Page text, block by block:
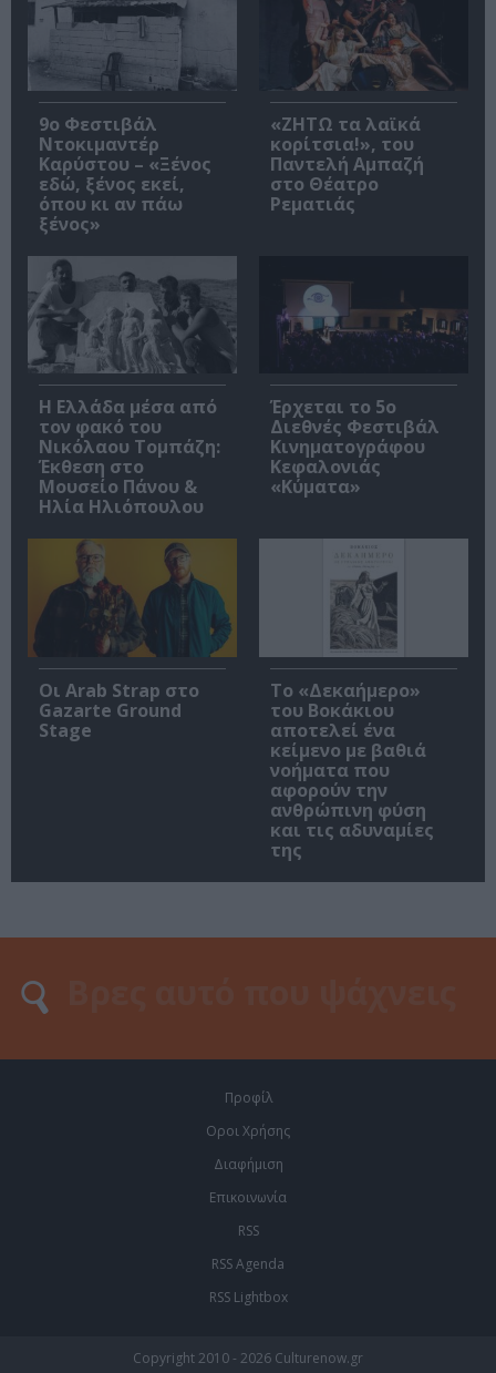
9ο Φεστιβάλ
Ντοκιμαντέρ
Καρύστου – «Ξένος
εδώ, ξένος εκεί,
όπου κι αν πάω
ξένος»
«ΖΗΤΩ τα λαϊκά
κορίτσια!», του
Παντελή Αμπαζή
στο Θέατρο
Ρεματιάς
Η Ελλάδα μέσα από
τον φακό του
Νικόλαου Τομπάζη:
Έκθεση στο
Μουσείο Πάνου &
Ηλία Ηλιόπουλου
Έρχεται το 5ο
Διεθνές Φεστιβάλ
Κινηματογράφου
Κεφαλονιάς
«Κύματα»
Οι Arab Strap στο
Gazarte Ground
Stage
Το «Δεκαήμερο»
του Βοκάκιου
αποτελεί ένα
κείμενο με βαθιά
νοήματα που
αφορούν την
ανθρώπινη φύση
και τις αδυναμίες
της
Προφίλ
Οροι Χρήσης
Διαφήμιση
Επικοινωνία
RSS
RSS Agenda
RSS Lightbox
Copyright 2010 - 2026 Culturenow.gr